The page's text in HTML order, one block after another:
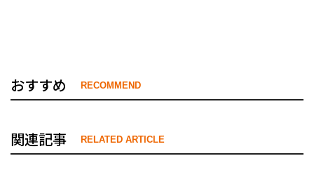
おすすめ RECOMMEND
関連記事 RELATED ARTICLE